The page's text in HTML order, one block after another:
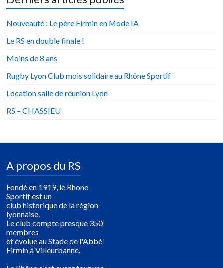
Nouveauté : Le père Firmin en Mode IA
Le RS en double finale !
Moins de 8 ans
Rugby Lyon Club mois solidaire au Rhône Sportif
Location salle de réunion Lyon
RS – CHASSIEU
A propos du RS
Fondé en 1919, le Rhone
Sportif est un
club historique de la région
lyonnaise.
Le club compte presque 350
membres
et évolue au Stade de l'Abbé
Firmin à Villeurbanne.